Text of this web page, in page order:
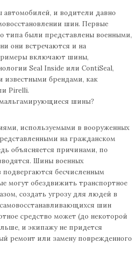
автомобилей, и водители давно
шин. Первые
типа были представлены военными,
они встречаются и на
включают шины,
Seal Inside или ContiSeal,
известными брендами, как
Pirelli.
шины?
используемыми в вооруженных
на гражданском
объясняется причинами, по
Шины военных
подвергаются бесчисленным
могут обездвижить транспортное
создать угрозу для людей в
шин
средство может (до некоторой
и экипажу не придется
ремонт или замену поврежденного